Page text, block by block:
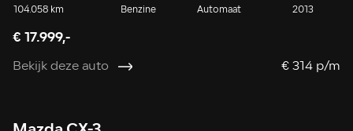
104.058 km Benzine Automaat 2013
€ 17.999,-
Bekijk deze auto € 314 p/m